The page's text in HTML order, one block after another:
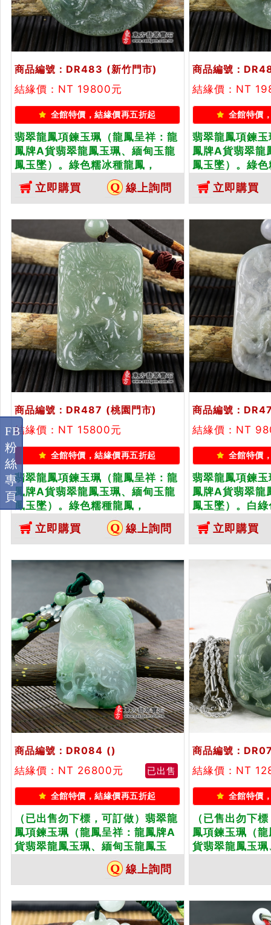
商品編號：DR483 (新竹門市)
結緣價：NT 19800元
全館特價，結緣價再五折起
翡翠龍鳳項鍊玉珮（龍鳳呈祥：龍
鳳牌A貨翡翠龍鳳玉珮、緬甸玉龍
鳳玉墜）。綠色糯冰種龍鳳，
DR483。客製化訂做各種翡翠龍鳳
吊墜玉珮項鍊。★附A貨翡翠雙證
書
立即購買 線上詢問
商品編號：
結緣價：NT
全館特價
翡翠龍鳳項鍊
鳳牌A貨翡翠龍
鳳玉墜）。綠
DR484。客製
吊墜玉珮項鍊
書
立即購買
商品編號：DR487 (桃園門市)
結緣價：NT 15800元
全館特價，結緣價再五折起
翡翠龍鳳項鍊玉珮（龍鳳呈祥：龍
鳳牌A貨翡翠龍鳳玉珮、緬甸玉龍
鳳玉墜）。綠色糯種龍鳳，
DR487。客製化訂做各種翡翠龍鳳
吊墜玉珮項鍊。★附A貨翡翠雙證
書
立即購買 線上詢問
商品編號：
結緣價：NT
全館特價
翡翠龍鳳項鍊
鳳牌A貨翡翠龍
鳳玉墜）。白
DR478。客製
吊墜玉珮項鍊
書
立即購買
商品編號：DR084 ()
結緣價：NT 26800元
已出售
全館特價，結緣價再五折起
（已出售勿下標，可訂做）翡翠龍
鳳項鍊玉珮（龍鳳呈祥：龍鳳牌A
貨翡翠龍鳳玉珮、緬甸玉龍鳳玉
墜）。糯種飄花龍鳳，DR084。客
製化訂做各種翡翠龍鳳吊墜玉珮項
鍊。★附A貨翡翠雙證書
線上詢問
商品編號：
結緣價：NT
全館特價
（已售出勿下
鳳項鍊玉珮（
貨翡翠龍鳳玉
鍊。★附A貨翡
FB
粉
絲
專
頁